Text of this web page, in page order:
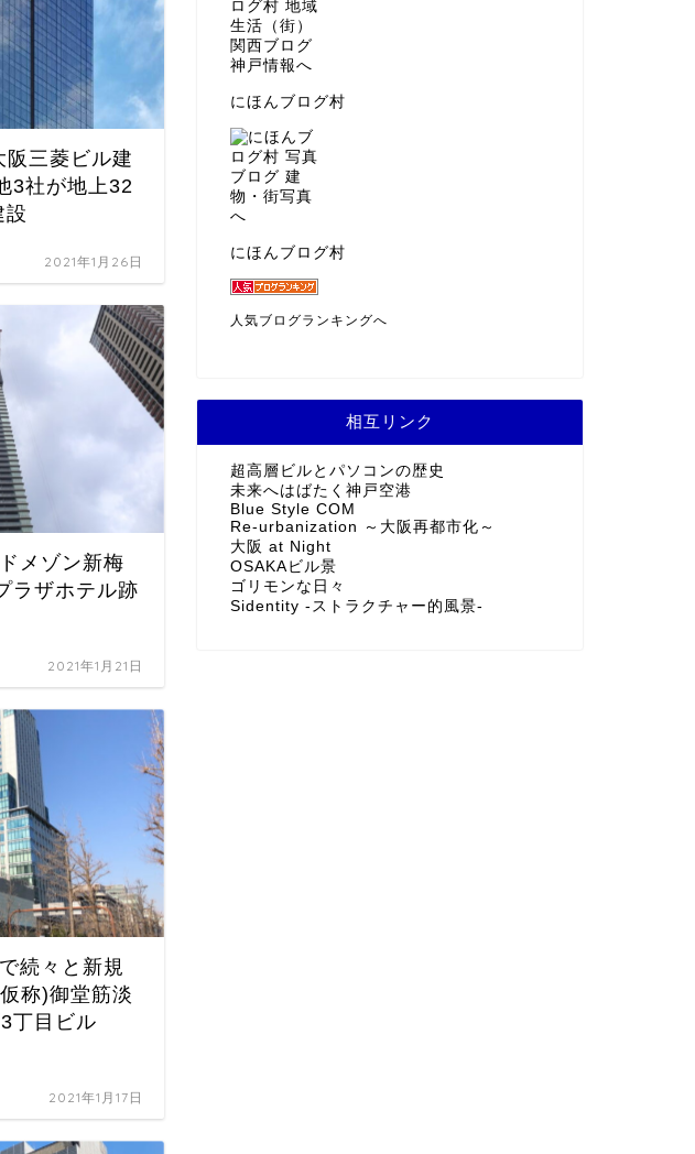
三菱ビル建
3社が地上32
設
2021年1月26日
メゾン新梅
ラザホテル跡
2021年1月21日
続々と新規
称)御堂筋淡
丁目ビル
2021年1月17日
にほんブログ村
にほんブログ村
人気ブログランキングへ
相互リンク
超高層ビルとパソコンの歴史
未来へはばたく神戸空港
Blue Style COM
Re-urbanization ～大阪再都市化～
大阪 at Night
OSAKAビル景
ゴリモンな日々
Sidentity -ストラクチャー的風景-